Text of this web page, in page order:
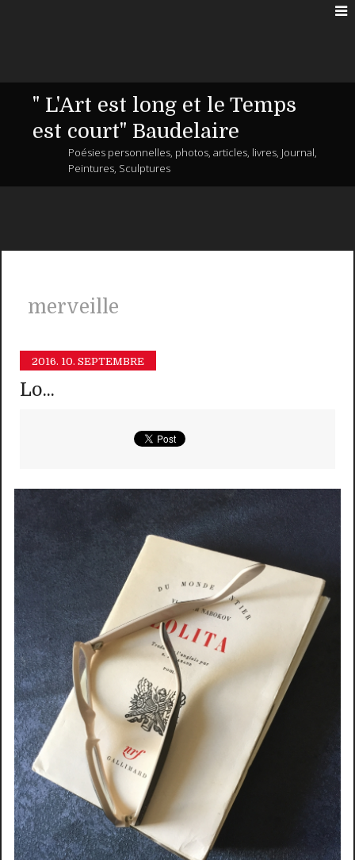
" L'Art est long et le Temps
est court" Baudelaire
Poésies personnelles, photos, articles, livres, Journal,
Peintures, Sculptures
merveille
2016. 10. SEPTEMBRE
Lo...